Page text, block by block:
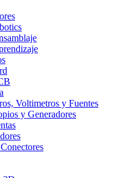
Voltimetros y Fuentes
y Generadores